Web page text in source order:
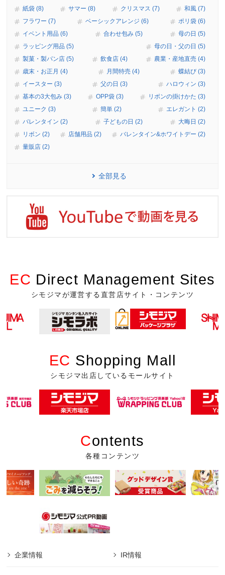
紙袋 (8)
サマー (8) クリスマス (7)
和風 (7)
フラワー (7)
ベーシックアレンジ (6)
ポリ袋 (6)
イベント用品 (6)
合わせ包み (5)
母の日 (5)
ラッピング用品 (5)
母の日・父の日 (5)
製菓・製パン店 (5)
飲食店 (4)
農業・産地直売 (4)
歳末・お正月 (4)
月間特売 (4)
蝶結び (3)
イースター (3)
父の日 (3)
ハロウィン (3)
基本の3大包み (3)
OPP袋 (3)
リボンの掛けかた (3)
ユニーク (3)
簡単 (2)
エレガント (2)
バレンタイン (2)
子どもの日 (2)
大晦日 (2)
リボン (2)
店舗用品 (2)
バレンタイン&ホワイトデー (2)
量販店 (2)
全部見る
EC Direct Management Sites
シモジマが運営する直営店サイト・コンテンツ
EC Shopping Mall
シモジマ出店しているモールサイト
Contents
各種コンテンツ
企業情報 IR情報